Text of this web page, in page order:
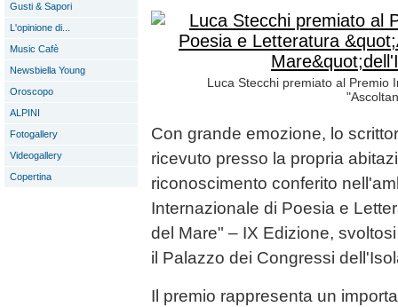
Gusti & Sapori
L'opinione di...
Music Cafè
Newsbiella Young
Oroscopo
ALPINI
Fotogallery
Videogallery
Copertina
Luca Stecchi premiato al Premio
Con grande emozione, lo
ricevuto presso la propria
riconoscimento conferito
Internazionale di Poesia e
del Mare" – IX Edizione,
il Palazzo dei Congressi
Il premio rappresenta un